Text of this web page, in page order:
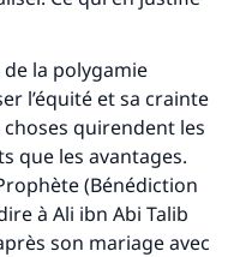
la polygamie
l’équité et sa crainte
quirendent les
que les avantages.
(Bénédiction
à Ali ibn Abi Talib
son mariage avec